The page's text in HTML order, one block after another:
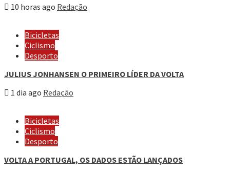
10 horas ago Redação
Bicicletas
Ciclismo
Desporto
JULIUS JONHANSEN O PRIMEIRO LÍDER DA VOLTA
1 dia ago Redação
Bicicletas
Ciclismo
Desporto
VOLTA A PORTUGAL, OS DADOS ESTÃO LANÇADOS